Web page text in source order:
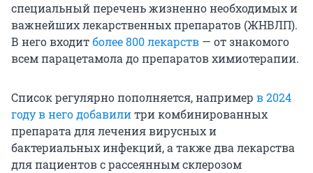
специальный перечень жизненно необходимых и
важнейших лекарственных препаратов (ЖНВЛП).
В него входитболее 800 лекарств — от знакомого
всем парацетамола до препаратов химиотерапии.
Список регулярно пополняется, например в 2024
году в него добавилитри комбинированных
препарата для лечения вирусных и
бактериальных инфекций, а также два лекарства
для пациентов с рассеянным склерозом